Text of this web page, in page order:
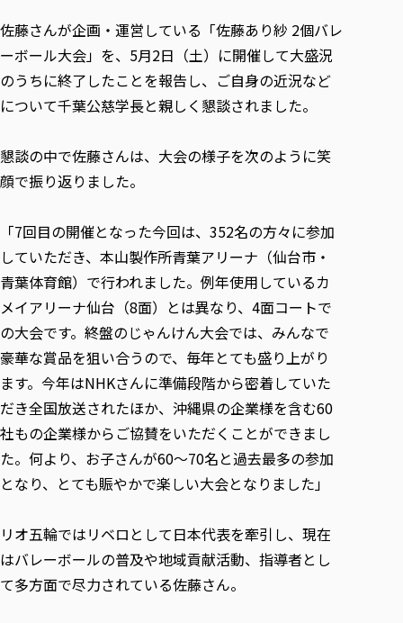
実学臨床教育（総合福祉学部のみ履修可能）
教育実践活動（教育学科学生のみ受講可能）
禅のこころ
学びのサポート
学費（学部学科）
授業料減免・奨学金等
宿舎の紹介
学生生活サポート
学生自主活動支援
学生総合補償制度
スポーツ傷害保険
佐藤さんが企画・運営している「佐藤あり紗 2個バレ
ーボール大会」を、5月2日（土）に開催して大盛況
のうちに終了したことを報告し、ご自身の近況など
について千葉公慈学長と親しく懇談されました。
懇談の中で佐藤さんは、大会の様子を次のように笑
顔で振り返りました。
「7回目の開催となった今回は、352名の方々に参加
していただき、本山製作所青葉アリーナ（仙台市・
青葉体育館）で行われました。例年使用しているカ
メイアリーナ仙台（8面）とは異なり、4面コートで
の大会です。終盤のじゃんけん大会では、みんなで
豪華な賞品を狙い合うので、毎年とても盛り上がり
ます。今年はNHKさんに準備段階から密着していた
だき全国放送されたほか、沖縄県の企業様を含む60
社もの企業様からご協賛をいただくことができまし
た。何より、お子さんが60〜70名と過去最多の参加
となり、とても賑やかで楽しい大会となりました」
リオ五輪ではリベロとして日本代表を牽引し、現在
はバレーボールの普及や地域貢献活動、指導者とし
て多方面で尽力されている佐藤さん。